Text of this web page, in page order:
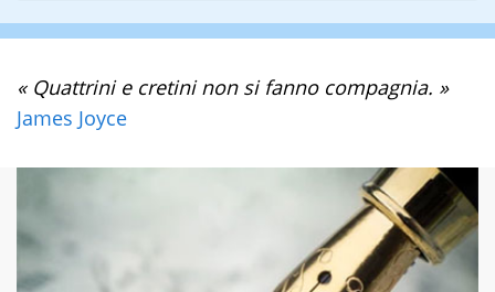
« Quattrini e cretini non si fanno compagnia. »
James Joyce